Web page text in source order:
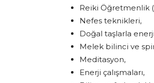
Reiki Öğretmenlik
Nefes teknikleri,
Doğal taşlarla enerji
Melek bilinci ve
Meditasyon,
Enerji çalışmaları,